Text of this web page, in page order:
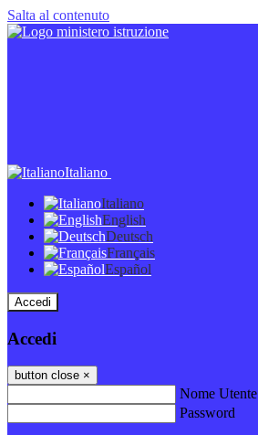
Salta al contenuto
Italiano
Italiano
English
Deutsch
Français
Español
Accedi
Accedi
button close ×
Nome Utente
Password